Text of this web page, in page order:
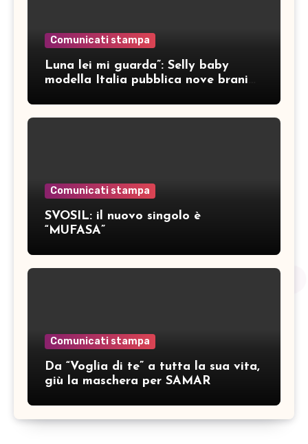
Comunicati stampa
Luna lei mi guarda”: Selly baby
modella Italia pubblica nove brani
Comunicati stampa
SVOSIL: il nuovo singolo è
“MUFASA”
Comunicati stampa
Da “Voglia di te” a tutta la sua vita,
giù la maschera per SAMAR